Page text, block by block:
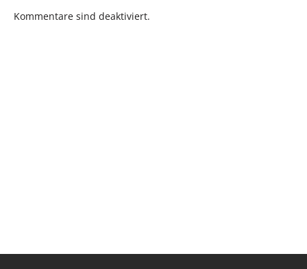
Kommentare sind deaktiviert.